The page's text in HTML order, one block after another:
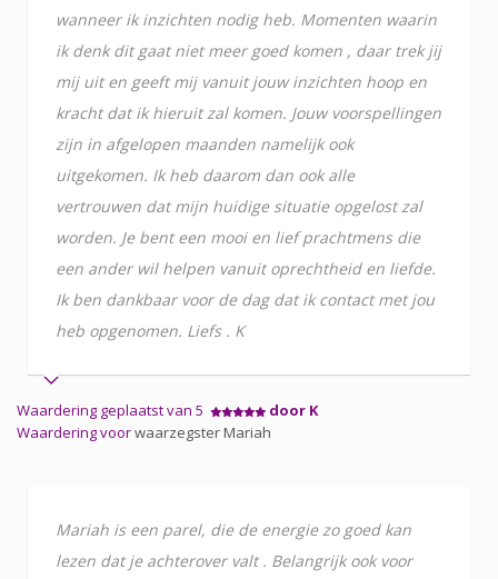
wanneer ik inzichten nodig heb. Momenten waarin
ik denk dit gaat niet meer goed komen , daar trek jij
mij uit en geeft mij vanuit jouw inzichten hoop en
kracht dat ik hieruit zal komen. Jouw voorspellingen
zijn in afgelopen maanden namelijk ook
uitgekomen. Ik heb daarom dan ook alle
vertrouwen dat mijn huidige situatie opgelost zal
worden. Je bent een mooi en lief prachtmens die
een ander wil helpen vanuit oprechtheid en liefde.
Ik ben dankbaar voor de dag dat ik contact met jou
heb opgenomen. Liefs . K
Waardering geplaatst van 5
door K
Waardering voorwaarzegster Mariah
Mariah is een parel, die de energie zo goed kan
lezen dat je achterover valt . Belangrijk ook voor